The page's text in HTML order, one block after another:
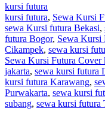
kursi futura
kursi futura, Sewa Kursi
sewa Kursi futura Bekasi,
futura Bogor, Sewa Kursi
Cikampek, sewa kursi
Sewa Kursi Futura Cover
jakarta, sewa kursi futura
kursi futura Karawang,
Purwakarta, sewa kursi
subang, sewa kursi futura